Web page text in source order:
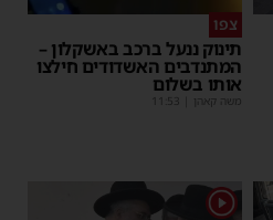
צפו
תינוק ננעל ברכב באשקלון –
המתנדבים האשדודים חילצו
אותו בשלום
משה קאהן 11:53
1